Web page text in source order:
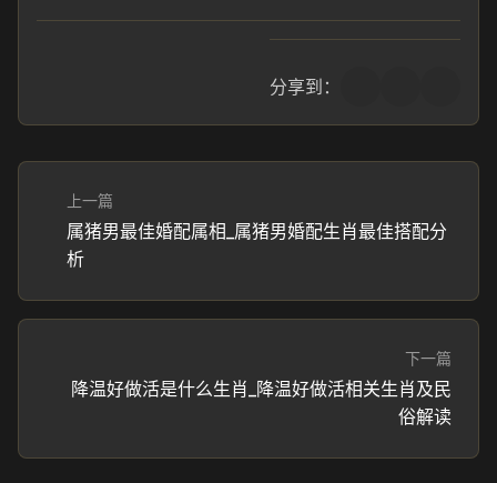
分享到：
上一篇
属猪男最佳婚配属相_属猪男婚配生肖最佳搭配分
析
下一篇
降温好做活是什么生肖_降温好做活相关生肖及民
俗解读